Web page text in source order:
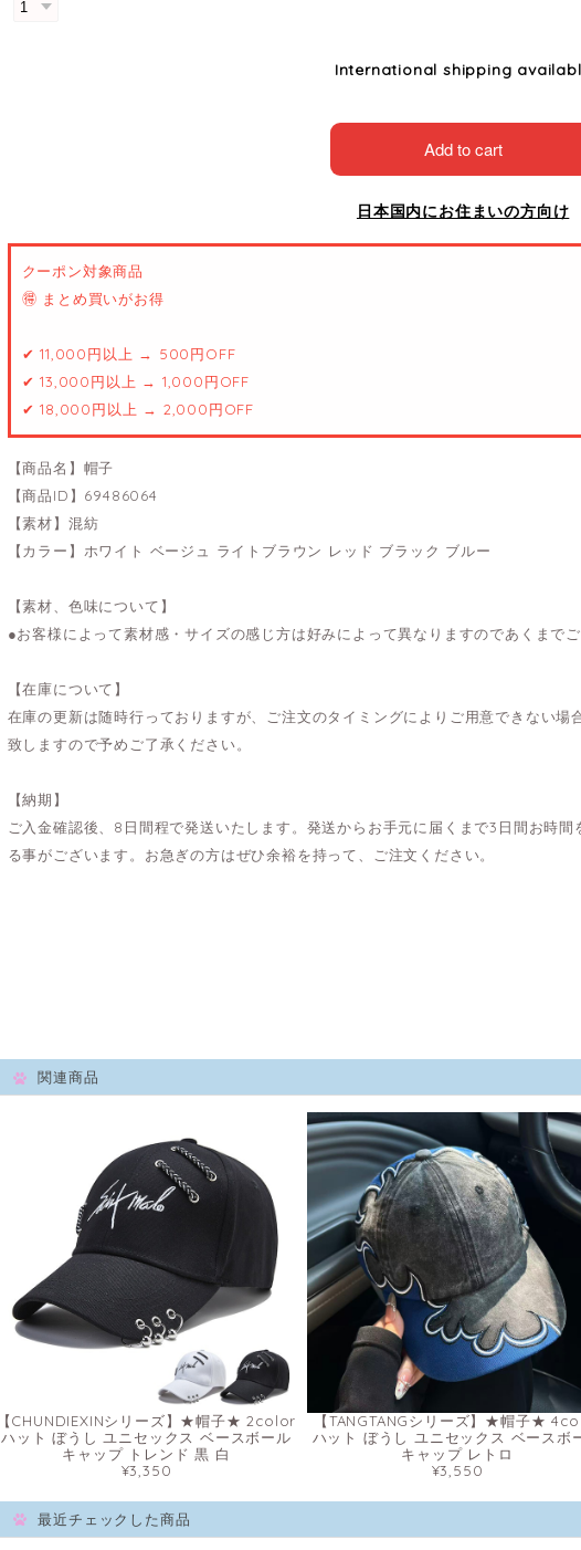
International shipping
Add to cart
日本国内にお住まいの方向け
クーポン対象商品
🉐 まとめ買いがお得
✔ 11,000円以上 → 500円OFF
✔ 13,000円以上 → 1,000円OFF
✔ 18,000円以上 → 2,000円OFF
【商品名】帽子
【商品ID】69486064
【素材】混紡
【カラー】ホワイト ベージュ ライトブラウン レッド ブラック ブルー
【素材、色味について】
●お客様によって素材感・サイズの感じ方は好みによって異なりますのであくまで
【在庫について】
在庫の更新は随時行っておりますが、ご注文のタイミングによりご用意できない
致しますので予めご了承ください。
【納期】
ご入金確認後、8日間程で発送いたします。発送からお手元に届くまで3日間お時
る事がございます。お急ぎの方はぜひ余裕を持って、ご注文ください。
関連商品
【CHUNDIEXINシリーズ】★帽子★ 2color
ハット ぼうし ユニセックス ベースボール
キャップ トレンド 黒 白
¥3,350
【TANGTANGシリーズ】★帽子★
ハット ぼうし ユニセックス ベースボ
キャップ レトロ
¥3,550
最近チェックした商品